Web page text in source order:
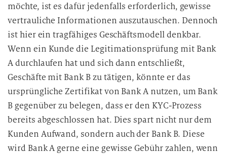
möchte, ist es dafür jedenfalls erforderlich, gewisse
vertrauliche Informationen auszutauschen. Dennoch
ist hier ein tragfähiges Geschäftsmodell denkbar.
Wenn ein Kunde die Legitimationsprüfung mit Bank
A durchlaufen hat und sich dann entschließt,
Geschäfte mit Bank B zu tätigen, könnte er das
ursprüngliche Zertifikat von Bank A nutzen, um Bank
B gegenüber zu belegen, dass er den KYC-Prozess
bereits abgeschlossen hat. Dies spart nicht nur dem
Kunden Aufwand, sondern auch der Bank B. Diese
wird Bank A gerne eine gewisse Gebühr zahlen, wenn